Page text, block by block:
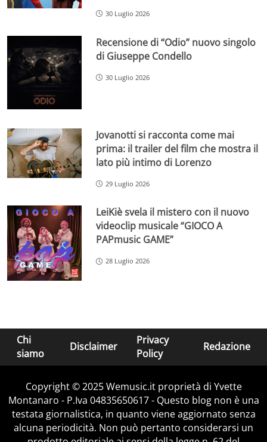
30 Luglio 2026
Recensione di “Odio” nuovo singolo
di Giuseppe Condello
30 Luglio 2026
Jovanotti si racconta come mai
prima: il trailer del film che mostra il
lato più intimo di Lorenzo
29 Luglio 2026
LeiKiè svela il mistero con il nuovo
videoclip musicale “GIOCO A
PAPmusic GAME”
28 Luglio 2026
Chi
siamo
Disclaimer
Privacy
Policy
Redazione
Copyright © 2025 Wemusic.it proprietà di Yvette
Montanaro - P.Iva 04835650617 - Questo blog non è una
testata giornalistica, in quanto viene aggiornato senza
alcuna periodicità. Non può pertanto considerarsi un